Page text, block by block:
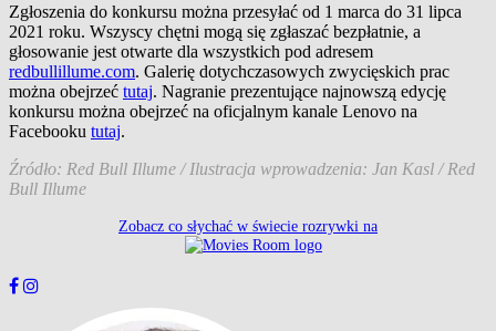
Zgłoszenia do konkursu można przesyłać od 1 marca do 31 lipca
2021 roku. Wszyscy chętni mogą się zgłaszać bezpłatnie, a
głosowanie jest otwarte dla wszystkich pod adresem
redbullillume.com. Galerię dotychczasowych zwycięskich prac
można obejrzeć tutaj. Nagranie prezentujące najnowszą edycję
konkursu można obejrzeć na oficjalnym kanale Lenovo na
Facebooku tutaj.
Źródło: Red Bull Illume / Ilustracja wprowadzenia: Jan Kasl / Red
Bull Illume
Zobacz co słychać w świecie rozrywki na